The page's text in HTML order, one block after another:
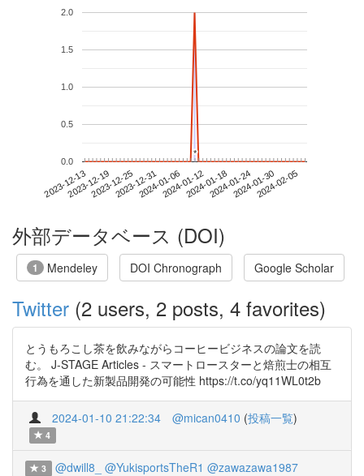
2023-12-132023-12-192023-12-252023-12-312024-01-062024-01-122024-01-182024-01-242024-01-302024-02-05
0.0
0.5
1.0
1.5
2.0
**
外部データベース (DOI)
1 Mendeley DOI Chronograph Google Scholar
Twitter (2 users, 2 posts, 4 favorites)
とうもろこし茶を飲みながらコーヒービジネスの論文を読
む。 J-STAGE Articles - スマートロースターと焙煎士の相互
行為を通した新製品開発の可能性 https://t.co/yq11WL0t2b
2024-01-10 21:22:34 @mican0410 (投稿一覧)
4
3 @dwill8_ @YukisportsTheR1 @zawazawa1987